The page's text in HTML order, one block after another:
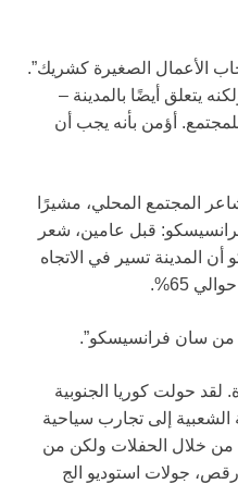
الأعمال الصغيرة كشريك”.
يتعلق أيضًا بالمدينة –
أؤمن بأنه يجب أن
المجتمع المحلي، مشيرًا
قبل عامين، شعر
المدينة تسير في الاتجاه
65%.
من سان فرانسيسكو”.
حولت كوريا الجنوبية
الشعبية إلى تجارب سياحية
من خلال الحفلات ولكن من
جولات استوديو الج